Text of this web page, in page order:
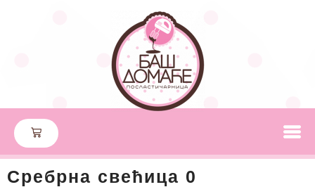
Сребрна свећица 0